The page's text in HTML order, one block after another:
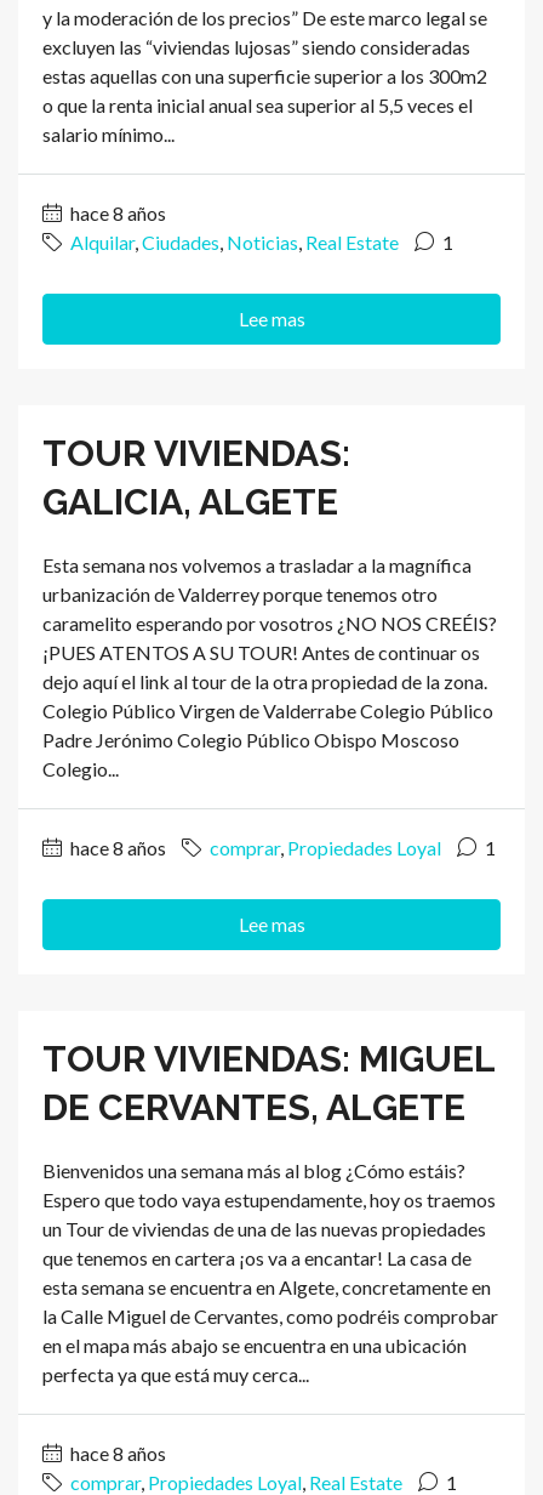
y la moderación de los precios” De este marco legal se
excluyen las “viviendas lujosas” siendo consideradas
estas aquellas con una superficie superior a los 300m2
o que la renta inicial anual sea superior al 5,5 veces el
salario mínimo...
hace 8 años
Alquilar,Ciudades, Noticias, Real Estate 1
Lee mas
TOUR VIVIENDAS:
GALICIA, ALGETE
Esta semana nos volvemos a trasladar a la magnífica
urbanización de Valderrey porque tenemos otro
caramelito esperando por vosotros ¿NO NOS CREÉIS?
¡PUES ATENTOS A SU TOUR! Antes de continuar os
dejo aquí el link al tour de la otra propiedad de la zona.
Colegio Público Virgen de Valderrabe Colegio Público
Padre Jerónimo Colegio Público Obispo Moscoso
Colegio...
hace 8 años comprar, Propiedades Loyal 1
Lee mas
TOUR VIVIENDAS: MIGUEL
DE CERVANTES, ALGETE
Bienvenidos una semana más al blog ¿Cómo estáis?
Espero que todo vaya estupendamente, hoy os traemos
un Tour de viviendas de una de las nuevas propiedades
que tenemos en cartera ¡os va a encantar! La casa de
esta semana se encuentra en Algete, concretamente en
la Calle Miguel de Cervantes, como podréis comprobar
en el mapa más abajo se encuentra en una ubicación
perfecta ya que está muy cerca...
hace 8 años
comprar, Propiedades Loyal, Real Estate 1